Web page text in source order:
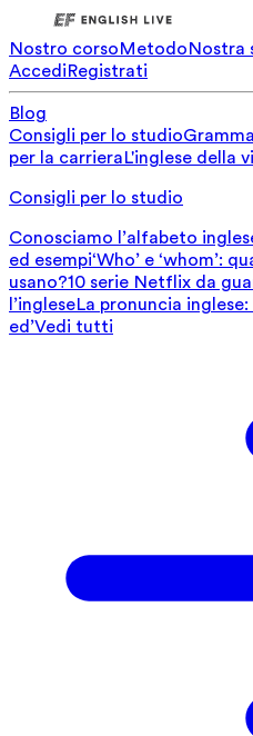
Nostro corsoMetodoNostra
AccediRegistrati
Blog
Consigli per lo studio
per la carrieraL'inglese della
Consigli per lo studio
Conosciamo l’alfabeto
ed esempi‘Who’ e ‘whom’:
usano?10 serie Netflix da
l’ingleseLa pronuncia
ed’Vedi tutti